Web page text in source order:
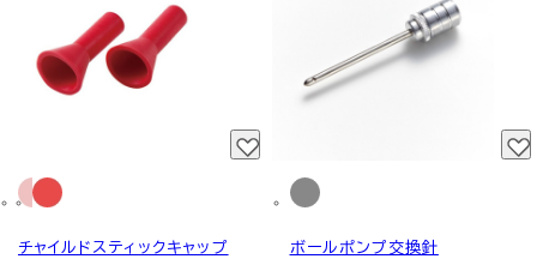
チャイルドスティックキャップ
ボールポンプ交換針